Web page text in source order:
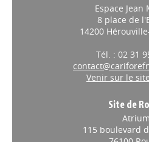
Espace Jean
8 place de
14200
Tél. : 02 31
Venir sur le
Site de
Atrium
115 boulevard